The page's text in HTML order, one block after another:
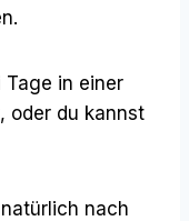
in einer
oder du kannst
nach